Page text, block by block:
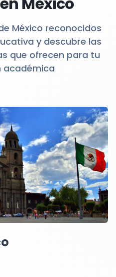
México reconocidos
y descubre las
que ofrecen para tu
académica